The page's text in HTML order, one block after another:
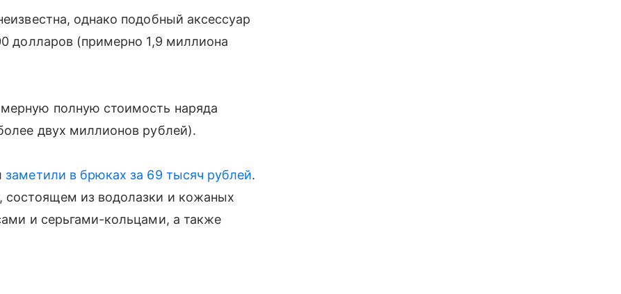
однако подобный аксессуар
долларов (примерно 1,9 миллиона
полную стоимость наряда
двух миллионов рублей).
заметили в брюках за 69 тысяч рублей.
состоящем из водолазки и кожаных
и серьгами-кольцами, а также